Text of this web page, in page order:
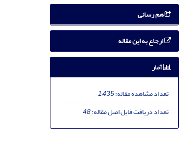
هم رسانی
ارجاع به این مقاله
آمار
تعداد مشاهده مقاله:1,435
تعداد دریافت فایل اصل مقاله:48